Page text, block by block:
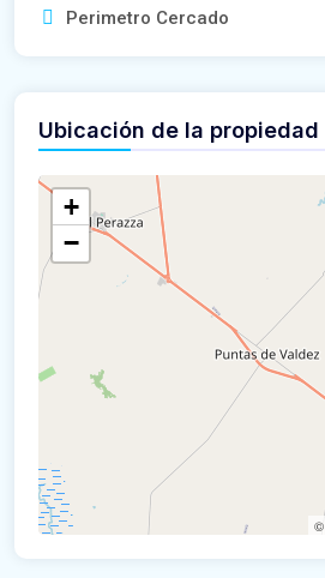
Perimetro Cercado
Ubicación de la propiedad
+
−
©